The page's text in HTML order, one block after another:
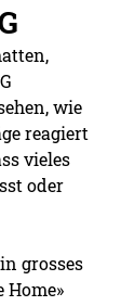
wie
reagiert
vieles
oder
grosses
Home»